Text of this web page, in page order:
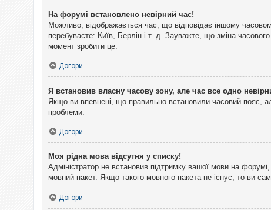
На форумі встановлено невірний час!
Можливо, відображається час, що відповідає іншому
перебуваєте: Київ, Берлін і т. д. Зауважте, що зміна
момент зробити це.
Догори
Я встановив власну часову зону, але час все одно
Якщо ви впевнені, що правильно встановили часовий пояс,
проблеми.
Догори
Моя рідна мова відсутня у списку!
Адміністратор не встановив підтримку вашої мови на
мовний пакет. Якщо такого мовного пакета не існує, то ви
Догори